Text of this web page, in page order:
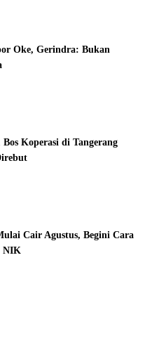
Oke, Gerindra: Bukan
Koperasi di Tangerang
Cair Agustus, Begini Cara
NIK